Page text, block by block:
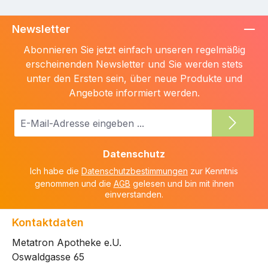
Newsletter
Abonnieren Sie jetzt einfach unseren regelmäßig
erscheinenden Newsletter und Sie werden stets
unter den Ersten sein, über neue Produkte und
Angebote informiert werden.
Mail-
Datenschutz
Ich habe die Datenschutzbestimmungen zur Kenntnis
genommen und die AGB gelesen und bin mit ihnen
einverstanden.
Kontaktdaten
Metatron Apotheke e.U.
Oswaldgasse 65